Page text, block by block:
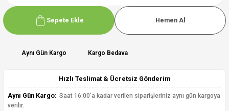
Sepete Ekle Hemen Al
Aynı Gün Kargo Kargo Bedava
Hızlı Teslimat & Ücretsiz Gönderim
Aynı Gün Kargo: Saat 16:00'a kadar verilen siparişleriniz aynı gün kargoya
verilir.